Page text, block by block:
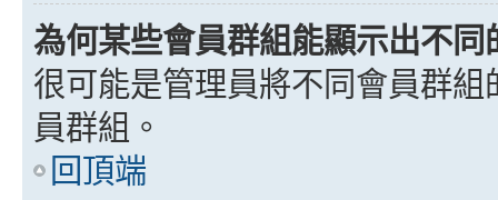
為何某些會員群組能顯示出不同
很可能是管理員將不同會員群
員群組。
回頂端